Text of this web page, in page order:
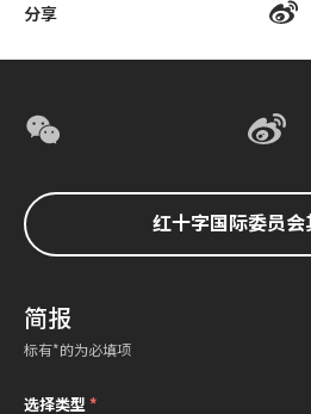
分享
红十字国际委员
简报
标有*的为必填项
选择类型 *